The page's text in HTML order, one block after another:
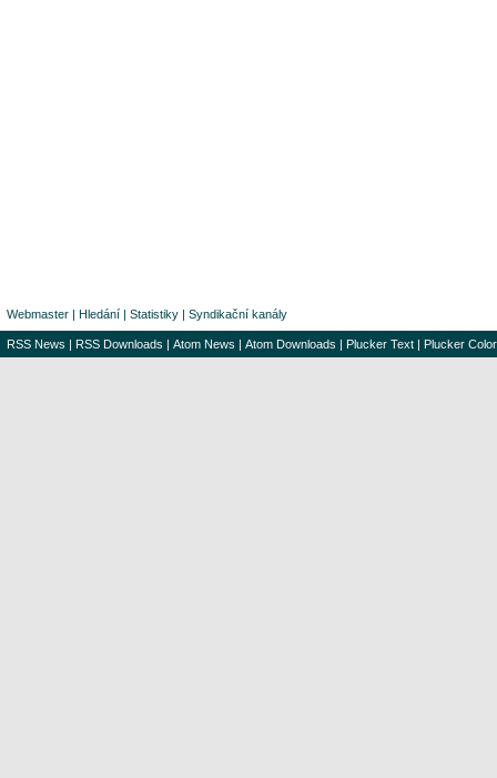
Webmaster | Hledání | Statistiky | Syndikační kanály
RSS News | RSS Downloads | Atom News | Atom Downloads | Plucker Text | Plucker Color